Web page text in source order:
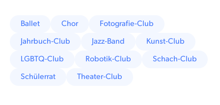
Ballet Chor
Fotografie-Club
Jahrbuch-Club
Jazz-Band
Kunst-Club
LGBTQ-Club
Robotik-Club
Schach-Club
Schülerrat
Theater-Club